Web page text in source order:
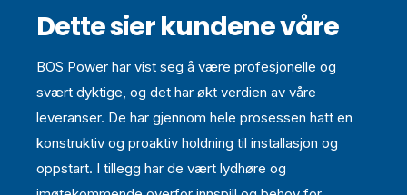
Dette sier kundene våre
BOS Power har vist seg å være profesjonelle og
svært dyktige, og det har økt verdien av våre
leveranser. De har gjennom hele prosessen hatt en
konstruktiv og proaktiv holdning til installasjon og
oppstart. I tillegg har de vært lydhøre og